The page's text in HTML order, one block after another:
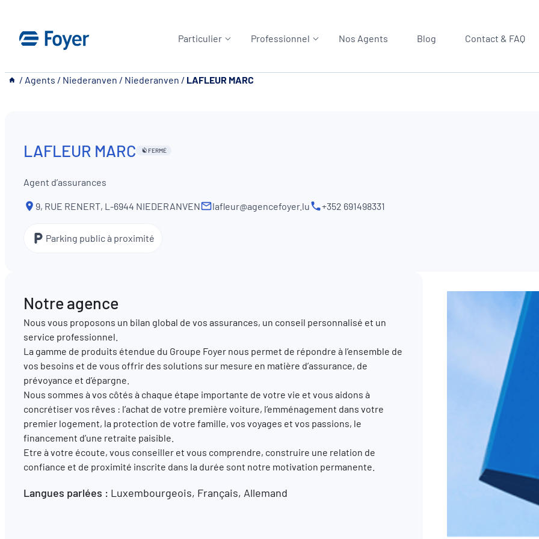
contenu
Particulier Professionnel Nos Agents Blog Contact & FAQ
__ / Agents / Niederanven / Niederanven / LAFLEUR MARC
LAFLEUR MARC FERMÉ
Agent d’assurances
9, RUE RENERT, L-6944 NIEDERANVEN lafleur@agencefoyer.lu +352 691498331
Parking public à proximité
Notre agence
Nous vous proposons un bilan global de vos assurances, un conseil personnalisé et un
service professionnel.
La gamme de produits étendue du Groupe Foyer nous permet de répondre à l’ensemble de
vos besoins et de vous offrir des solutions sur mesure en matière d’assurance, de
prévoyance et d’épargne.
Nous sommes à vos côtés à chaque étape importante de votre vie et vous aidons à
concrétiser vos rêves : l’achat de votre première voiture, l’emménagement dans votre
premier logement, la protection de votre famille, vos voyages et vos passions, le
financement d’une retraite paisible.
Etre à votre écoute, vous conseiller et vous comprendre, construire une relation de
confiance et de proximité inscrite dans la durée sont notre motivation permanente.
Langues parlées : Luxembourgeois, Français, Allemand